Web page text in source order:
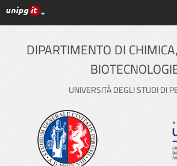
Vai
al
contenuto
principale
Link ai principali servizi web di
DIPARTIMENTO DI
UNIVERSITÀ DEGLI STUDI DI